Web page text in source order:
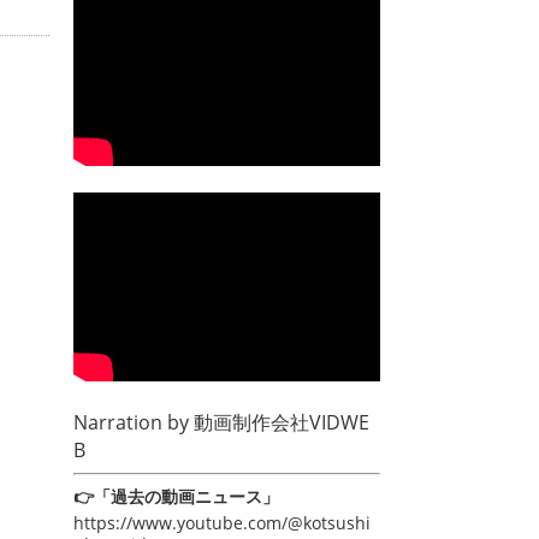
Narration by動画制作会社VIDWE
B
👉「過去の動画ニュース」
https://www.youtube.com/@kotsushi